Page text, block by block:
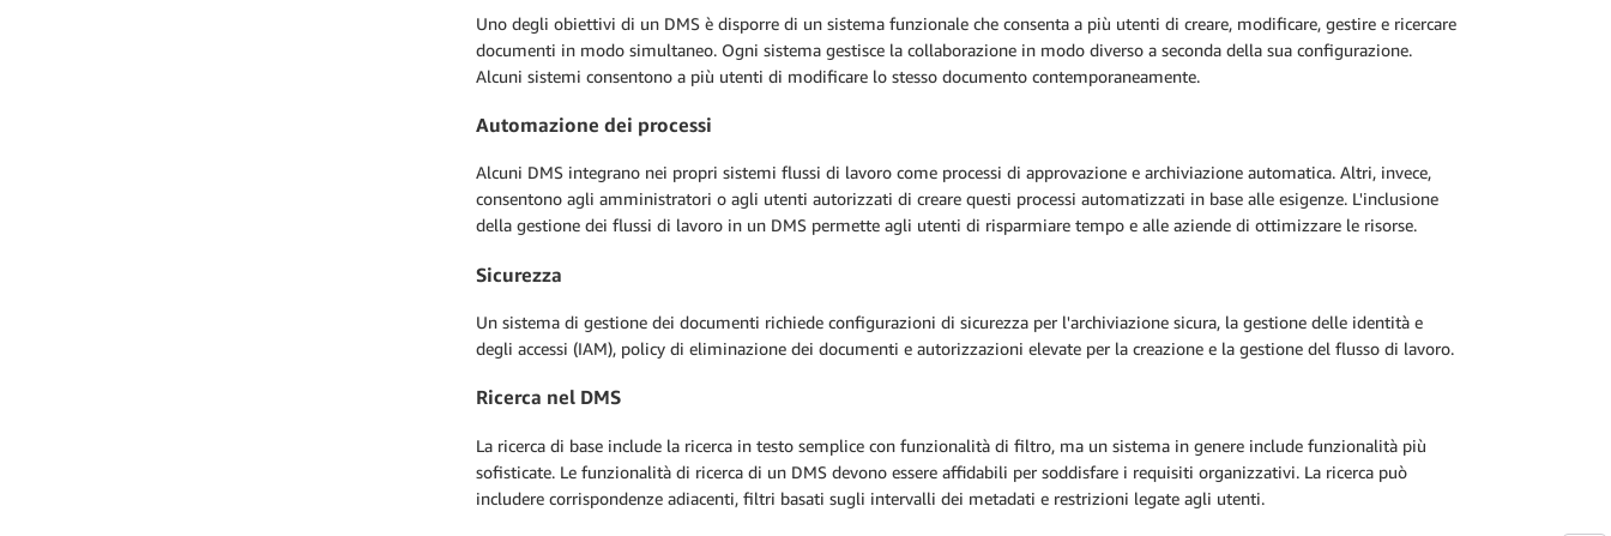
Uno degli obiettivi di un DMS è disporre di un sistema funzionale che consenta a più utenti di creare, modificare, gestire e ricercare
documenti in modo simultaneo. Ogni sistema gestisce la collaborazione in modo diverso a seconda della sua configurazione.
Alcuni sistemi consentono a più utenti di modificare lo stesso documento contemporaneamente.
Automazione dei processi
Alcuni DMS integrano nei propri sistemi flussi di lavoro come processi di approvazione e archiviazione automatica. Altri, invece,
consentono agli amministratori o agli utenti autorizzati di creare questi processi automatizzati in base alle esigenze. L'inclusione
della gestione dei flussi di lavoro in un DMS permette agli utenti di risparmiare tempo e alle aziende di ottimizzare le risorse.
Sicurezza
Un sistema di gestione dei documenti richiede configurazioni di sicurezza per l'archiviazione sicura, la gestione delle identità e
degli accessi (IAM), policy di eliminazione dei documenti e autorizzazioni elevate per la creazione e la gestione del flusso di lavoro.
Ricerca nel DMS
La ricerca di base include la ricerca in testo semplice con funzionalità di filtro, ma un sistema in genere include funzionalità più
sofisticate. Le funzionalità di ricerca di un DMS devono essere affidabili per soddisfare i requisiti organizzativi. La ricerca può
includere corrispondenze adiacenti, filtri basati sugli intervalli dei metadati e restrizioni legate agli utenti.